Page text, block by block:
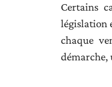
Certains
législation
chaque
démarche,